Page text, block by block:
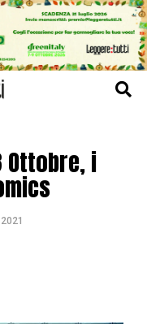
Ottobre, i